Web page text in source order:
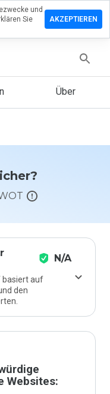
Über
N/A
basiert auf
den
Websites:
und
Sie
AKZEPTIEREN